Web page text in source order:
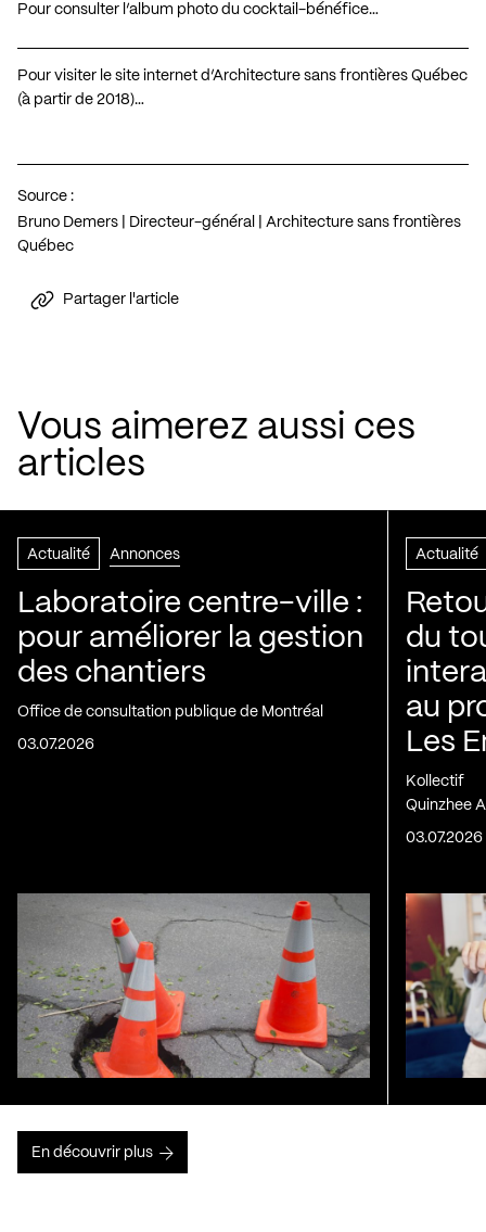
Pour consulter l’album photo du cocktail-bénéfice…
Pour visiter le site internet d’Architecture sans frontières Québec
(à partir de 2018)…
Source :
Bruno Demers | Directeur-général | Architecture sans frontières
Québec
Partager l'article
Vous aimerez aussi ces
articles
Actualité Annonces
Laboratoire centre-ville :
pour améliorer la gestion
des chantiers
Office de consultation publique de Montréal
03.07.2026
Actualité
du
au
Les
Kollectif
Quinzhee
03.07.2026
En découvrir plus